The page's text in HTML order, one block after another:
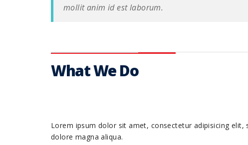
mollit anim id est laborum.
What We Do
Lorem ipsum dolor sit amet, consectetur adipisicing
dolore magna aliqua.